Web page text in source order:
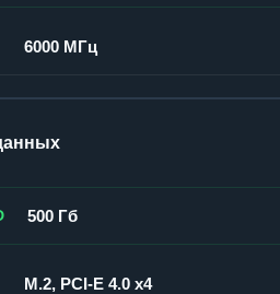
6000 МГц
500 Гб
M.2, PCI-E 4.0 x4